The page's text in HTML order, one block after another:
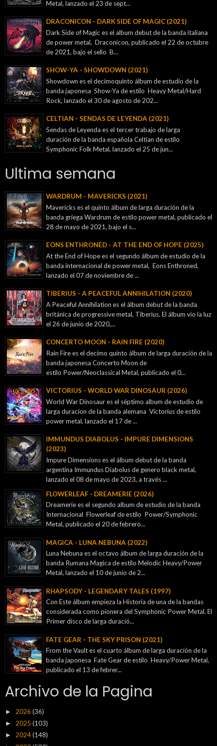
Metal, lanzado el 23 de sept...
DRACONICON - DARK SIDE OF MAGIC (2021)
Dark Side of Magic es el album debut de la banda italiana
de power metal, Draconicon, publicado el 22 de octubre
de 2021, bajo el sello B...
SHOW-YA - SHOWDOWN (2021)
Showdown es el decimoquinto álbum de estudio de la
banda japonesa Show-Ya de estilo Heavy Metal/Hard
Rock, lanzado el 30 de agosto de 202...
CELTIAN - SENDAS DE LEYENDA (2021)
Sendas de Leyenda es el tercer trabajo de larga
duración de la banda española Celtian de estilo
Symphonic Folk Metal, lanzado el 25 de jun...
Ultima semana
WARDRUM - MAVERICKS (2021)
Mavericks es el quinto álbum de larga duración de la
banda griega Wardrum de estilo power metal, publicado el
28 de mayo de 2021, bajo el s...
EONS ENTHRONED - AT THE END OF HOPE (2025)
At the End of Hope es el segundo álbum de estudio de la
banda internacional de power metal, Eons Enthroned,
lanzado el 07 de noviembre de ...
TIBERIUS - A PEACEFUL ANNIHILATION (2020)
A Peaceful Annihilation es el álbum debut de la banda
británica de progressive metal, Tiberius. El álbum vio la luz
el 26 de junio de 2020,...
CONCERTO MOON - RAIN FIRE (2020)
Rain Fire es el decimo quinto álbum de larga duración de la
banda japonesa Concerto Moon de
estilo Power/Neoclassical Metal, publicado el 0...
VICTORIUS - WORLD WAR DINOSAUR (2026)
World War Dinosaur es el séptimo album de estudio de
larga duracion de la banda alemana Victorius de estilo
power metal, lanzado el 17 de ...
IMMUNDUS DIABOLUS - IMPURE DIMENSIONS
(2023)
Impure Dimensions es el álbum debut de la banda
argentina Immundus Diabolus de genero black metal,
lanzado el 08 de mayo de 2023, a través ...
FLOWERLEAF - DREAMERIE (2026)
Dreamerie es el segundo album de estudio de la banda
Internacional Flowerleaf de estilo Power/Symphonic
Metal, publicado el 20 de febrero...
MAGICA - LUNA NEBUNA (2022)
Luna Nebuna es el octavo álbum de larga duración de la
banda Rumana Magica de estilo Melodic Heavy/Power
Metal, lanzado el 10 de junio de 2...
RHAPSODY - LEGENDARY TALES (1997)
Con Este álbum empieza la Historia de una de la bandas
considerada como pionera del Symphonic Power Metal. El
Primer disco de larga duració...
FATE GEAR - THE SKY PRISON (2021)
From the Vault es el cuarto álbum de larga duración de la
banda japonesa Fate Gear de estilo Heavy/Power Metal,
publicado el 13 de febrer...
Archivo de la Pagina
► 2026 (36)
► 2025 (103)
► 2024(148)